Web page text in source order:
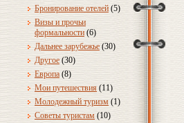
Бронирование отелей (5)
Визы и прочьи
формальности (6)
Дальнее зарубежье (30)
Другое (30)
Европа (8)
Мои путешествия (11)
Молодежный туризм (1)
Советы туристам (10)